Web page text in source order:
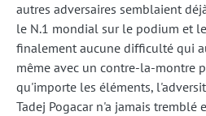
autres adversaires semblaient
le N.1 mondial sur le podium et
finalement aucune difficulté qui
même avec un contre-la-montre
qu'importe les éléments,
Tadej Pogacar n'a jamais